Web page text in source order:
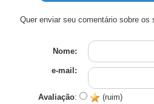
Quer enviar seu comentário sobre
Nome:
e-mail:
Avaliação:
(ruim)